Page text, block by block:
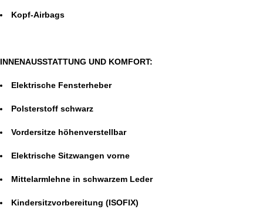
Kopf-Airbags
INNENAUSSTATTUNG UND KOMFORT:
Elektrische Fensterheber
Polsterstoff schwarz
Vordersitze höhenverstellbar
Elektrische Sitzwangen vorne
Mittelarmlehne in schwarzem Leder
Kindersitzvorbereitung (ISOFIX)